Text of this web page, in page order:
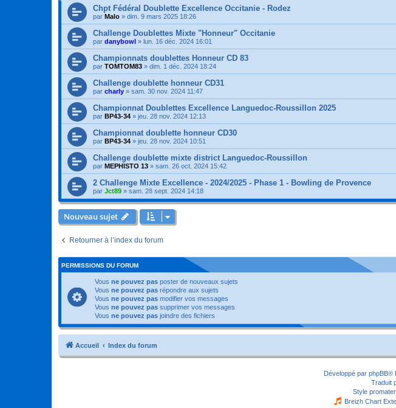
Chpt Fédéral Doublette Excellence Occitanie - Rodez
par Malo » dim. 9 mars 2025 18:26
Challenge Doublettes Mixte "Honneur" Occitanie
par danybowl » lun. 16 déc. 2024 16:01
Championnats doublettes Honneur CD 83
par TOMTOM83 » dim. 1 déc. 2024 18:24
Challenge doublette honneur CD31
par charly » sam. 30 nov. 2024 11:47
Championnat Doublettes Excellence Languedoc-Roussillon 2025
par BP43-34 » jeu. 28 nov. 2024 12:13
Championnat doublette honneur CD30
par BP43-34 » jeu. 28 nov. 2024 10:51
Challenge doublette mixte district Languedoc-Roussillon
par MEPHISTO 13 » sam. 26 oct. 2024 15:42
2 Challenge Mixte Excellence - 2024/2025 - Phase 1 - Bowling de Provence
par Jct89 » sam. 28 sept. 2024 14:18
Nouveau sujet
Retourner à l’index du forum
PERMISSIONS DU FORUM
Vous ne pouvez pas poster de nouveaux sujets
Vous ne pouvez pas répondre aux sujets
Vous ne pouvez pas modifier vos messages
Vous ne pouvez pas supprimer vos messages
Vous ne pouvez pas joindre des fichiers
Accueil Index du forum
Développé par phpBB®
Traduit
Style
Breizh Chart